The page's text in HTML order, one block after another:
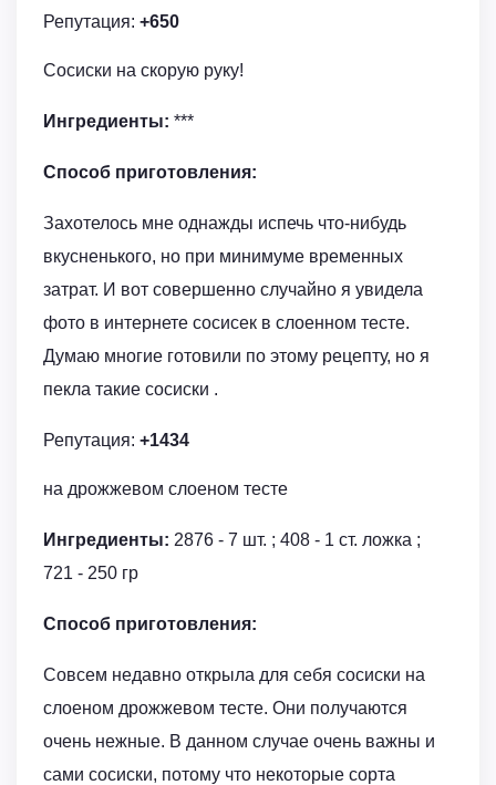
Репутация: +650
Сосиски на скорую руку!
Ингредиенты: ***
Способ приготовления:
Захотелось мне однажды испечь что-нибудь
вкусненького, но при минимуме временных
затрат. И вот совершенно случайно я увидела
фото в интернете сосисек в слоенном тесте.
Думаю многие готовили по этому рецепту, но я
пекла такие сосиски .
Репутация: +1434
на дрожжевом слоеном тесте
Ингредиенты: 2876 - 7 шт. ; 408 - 1 ст. ложка ;
721 - 250 гр
Способ приготовления:
Совсем недавно открыла для себя сосиски на
слоеном дрожжевом тесте. Они получаются
очень нежные. В данном случае очень важны и
сами сосиски, потому что некоторые сорта